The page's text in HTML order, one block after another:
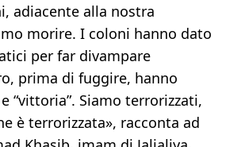
adiacente alla nostra
morire. I coloni hanno dato
per far divampare
prima di fuggire, hanno
“vittoria”. Siamo terrorizzati,
è terrorizzata», racconta ad